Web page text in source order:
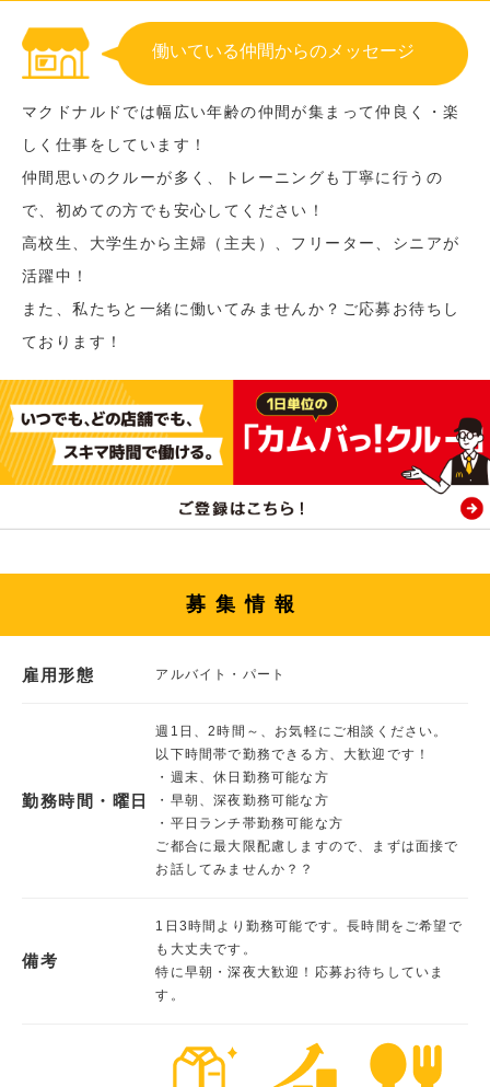
働いている仲間からのメッセージ
マクドナルドでは幅広い年齢の仲間が集まって仲良く・楽
しく仕事をしています！
仲間思いのクルーが多く、トレーニングも丁寧に行うの
で、初めての方でも安心してください！
高校生、大学生から主婦（主夫）、フリーター、シニアが
活躍中！
また、私たちと一緒に働いてみませんか？ご応募お待ちし
ております！
募集情報
雇用形態 アルバイト・パート
勤務時間・曜日
週1日、2時間～、お気軽にご相談ください。
以下時間帯で勤務できる方、大歓迎です！
・週末、休日勤務可能な方
・早朝、深夜勤務可能な方
・平日ランチ帯勤務可能な方
ご都合に最大限配慮しますので、まずは面接で
お話してみませんか？？
備考
1日3時間より勤務可能です。長時間をご希望で
も大丈夫です。
特に早朝・深夜大歓迎！応募お待ちしていま
す。